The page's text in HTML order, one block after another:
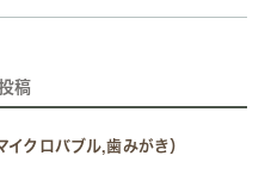
稿
クロバブル,歯みがき）